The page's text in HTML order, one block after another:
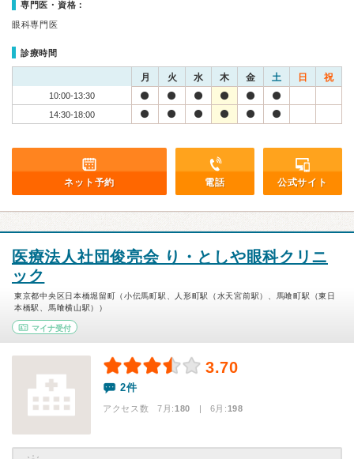
専門医・資格：
眼科専門医
診療時間
月 火 水 木 金 土 日 祝
10:00-13:30
14:30-18:00
ネット予約 電話 公式サイト
医療法人社団俊亮会 り・としや眼科クリニ
ック
東京都中央区日本橋堀留町（小伝馬町駅、人形町駅（水天宮前駅）、馬喰町駅（東日
本橋駅、馬喰横山駅））
マイナ受付
3.70
2件
アクセス数 7月:180 | 6月:198